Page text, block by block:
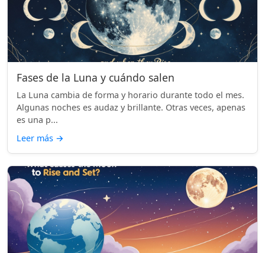
Fases de la Luna y cuándo salen
La Luna cambia de forma y horario durante todo el mes.
Algunas noches es audaz y brillante. Otras veces, apenas
es una p...
Leer más →